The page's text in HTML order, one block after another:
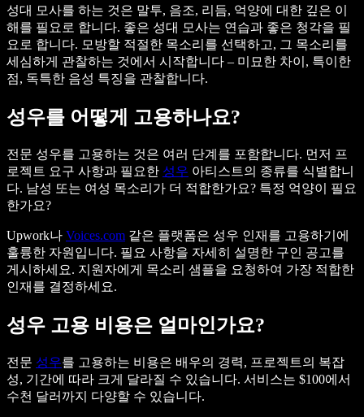
성대 모사를 하는 것은 말투, 음조, 리듬, 억양에 대한 깊은 이
해를 필요로 합니다. 좋은 성대 모사는 연습과 좋은 청각을 필
요로 합니다. 모방할 적절한 목소리를 선택하고, 그 목소리를
세심하게 관찰하는 것에서 시작합니다 – 미묘한 차이, 특이한
점, 독특한 음성 특징을 관찰합니다.
성우를 어떻게 고용하나요?
전문 성우를 고용하는 것은 여러 단계를 포함합니다. 먼저 프
로젝트 요구 사항과 필요한 성우 아티스트의 종류를 식별합니
다. 남성 또는 여성 목소리가 더 적합한가요? 특정 억양이 필요
한가요?
Upwork나 Voices.com 같은 플랫폼은 성우 인재를 고용하기에
훌륭한 자원입니다. 필요 사항을 자세히 설명한 구인 공고를
게시하세요. 지원자에게 목소리 샘플을 요청하여 가장 적합한
인재를 결정하세요.
성우 고용 비용은 얼마인가요?
전문 성우를 고용하는 비용은 배우의 경력, 프로젝트의 복잡
성, 기간에 따라 크게 달라질 수 있습니다. 서비스는 $100에서
수천 달러까지 다양할 수 있습니다.